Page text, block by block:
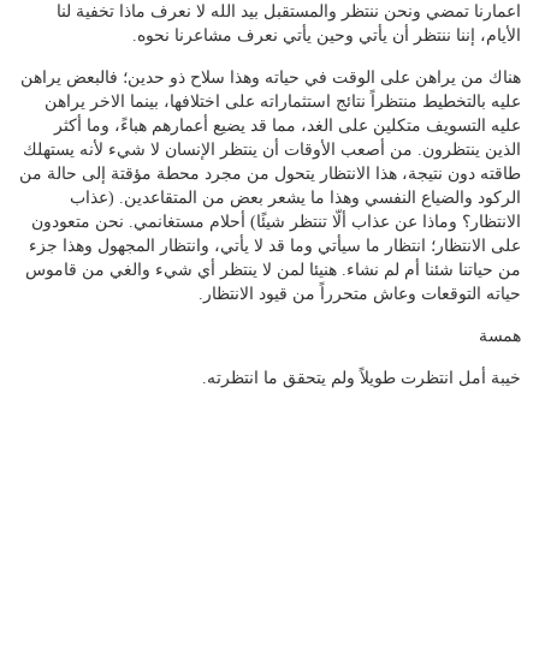
اعمارنا تمضي ونحن ننتظر والمستقبل بيد الله لا نعرف ماذا تخفية لنا
الأيام، إننا ننتظر أن يأتي وحين يأتي نعرف مشاعرنا نحوه.
هناك من يراهن على الوقت في حياته وهذا سلاح ذو حدين؛ فالبعض يراهن
عليه بالتخطيط منتظراً نتائج استثماراته على اختلافها، بينما الاخر يراهن
عليه التسويف متكلين على الغد، مما قد يضيع أعمارهم هباءً، وما أكثر
الذين ينتظرون. من أصعب الأوقات أن ينتظر الإنسان لا شيء لأنه يستهلك
طاقته دون نتيجة، هذا الانتظار يتحول من مجرد محطة مؤقتة إلى حالة من
الركود والضياع النفسي وهذا ما يشعر بعض من المتقاعدين. (عذاب
الانتظار؟ وماذا عن عذاب ألّا تنتظر شيئًا) أحلام مستغانمي. نحن متعودون
على الانتظار؛ انتظار ما سيأتي وما قد لا يأتي، وانتظار المجهول وهذا جزء
من حياتنا شئنا أم لم نشاء. هنيئا لمن لا ينتظر أي شيء والغي من قاموس
حياته التوقعات وعاش متحرراً من قيود الانتظار.
همسة
خيبة أمل انتظرت طويلاً ولم يتحقق ما انتظرته.